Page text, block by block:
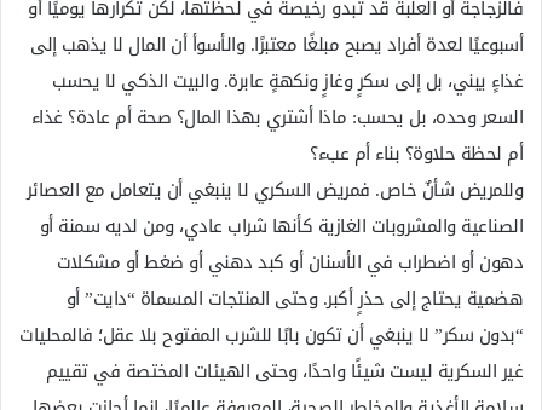
فالزجاجة أو العلبة قد تبدو رخيصة في لحظتها، لكن تكرارها يوميًا أو
أسبوعيًا لعدة أفراد يصبح مبلغًا معتبرًا. والأسوأ أن المال لا يذهب إلى
غذاءٍ يبني، بل إلى سكرٍ وغازٍ ونكهةٍ عابرة. والبيت الذكي لا يحسب
السعر وحده، بل يحسب: ماذا أشتري بهذا المال؟ صحة أم عادة؟ غذاء
أم لحظة حلاوة؟ بناء أم عبء؟
وللمريض شأنٌ خاص. فمريض السكري لا ينبغي أن يتعامل مع العصائر
الصناعية والمشروبات الغازية كأنها شراب عادي، ومن لديه سمنة أو
دهون أو اضطراب في الأسنان أو كبد دهني أو ضغط أو مشكلات
هضمية يحتاج إلى حذرٍ أكبر. وحتى المنتجات المسماة “دايت” أو
“بدون سكر” لا ينبغي أن تكون بابًا للشرب المفتوح بلا عقل؛ فالمحليات
غير السكرية ليست شيئًا واحدًا، وحتى الهيئات المختصة في تقييم